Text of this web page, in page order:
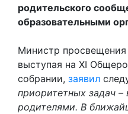
родительского
образовательными
Министр
выступая на XI
собрании, заявил
приоритетных задач –
родителями. В